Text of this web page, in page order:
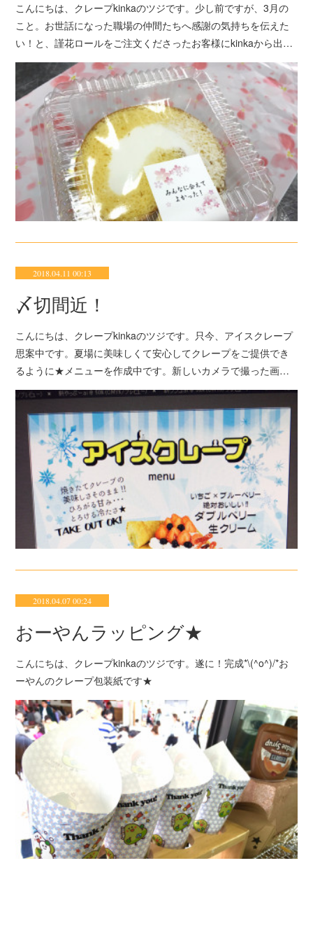
こんにちは、クレープkinkaのツジです。少し前ですが、3月の
こと。お世話になった職場の仲間たちへ感謝の気持ちを伝えた
い！と、謹花ロールをご注文くださったお客様にkinkaから出…
2018.04.11 00:13
〆切間近！
こんにちは、クレープkinkaのツジです。只今、アイスクレープ
思案中です。夏場に美味しくて安心してクレープをご提供でき
るように★メニューを作成中です。新しいカメラで撮った画…
2018.04.07 00:24
おーやんラッピング★
こんにちは、クレープkinkaのツジです。遂に！完成*\(^o^)/*お
ーやんのクレープ包装紙です★